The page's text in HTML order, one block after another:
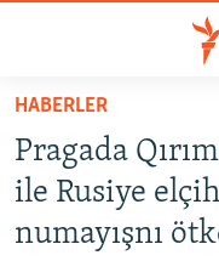
Esas
qaytmaq
Baş
navigatsiyağa
qaytmaq
HABERLER
SİYASET
İQTİSADİYAT
HABERLER
Pragada
ile Rusiye
numayışnı